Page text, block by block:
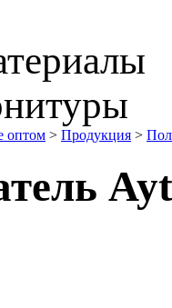
оптом > Продукция >